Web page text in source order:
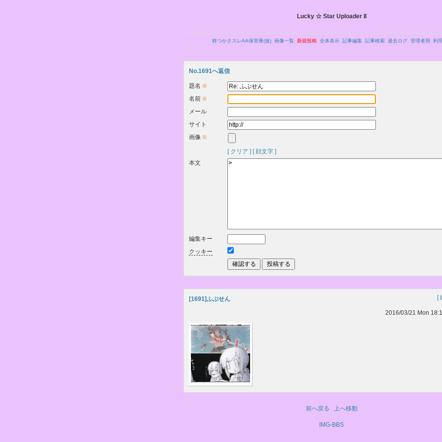
Lucky ☆ Star Uploader II
柊つかさスレAA保管庫(仮) 画像一覧 新規投稿 全体表示 記事編集 記事検索 過去ログ 管理者用 利
No.1691へ返信
題名 ※
名前 ※
メール
サイト
画像 ※
[ クリア ] [ 顔文字 ]
本文
編集キー
クッキー
[
[1691]ふぶせん
2016/03/21 Mon
前へ戻る 上へ移動
IMG-BBS